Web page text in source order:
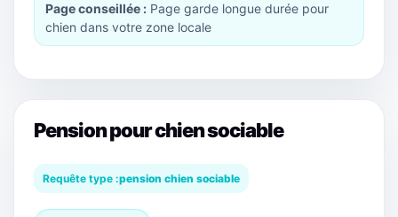
Page conseillée : Page garde longue durée pour
chien dans votre zone locale
Pension pour chien sociable
Requête type :pension chien sociable